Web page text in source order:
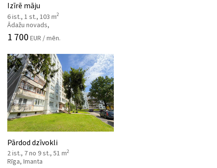
Izīrē māju
6 ist., 1 st., 103 m2
Ādažu novads,
1 700 EUR / mēn.
Pārdod dzīvokli
2 ist., 7 no 9 st., 51 m2
Rīga, Imanta